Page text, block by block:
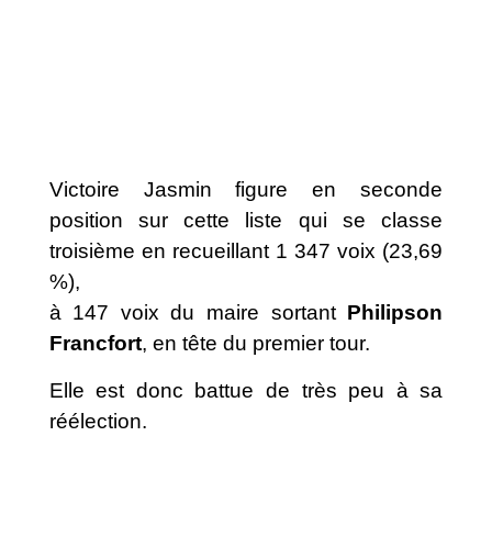
Victoire Jasmin figure en seconde
position sur cette liste qui se classe
troisième en recueillant 1 347 voix (23,69
%),
à 147 voix du maire sortant Philipson
Francfort, en tête du premier tour.
Elle est donc battue de très peu à sa
réélection.